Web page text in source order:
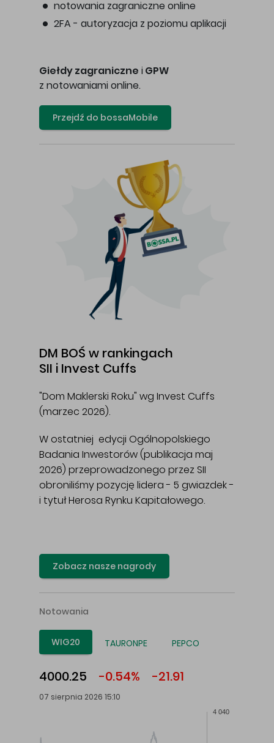
notowania zagraniczne online
2FA - autoryzacja z poziomu aplikacji
Giełdy zagraniczne i GPW
z notowaniami online.
Przejdź do bossaMobile
DM BOŚ w rankingach
SII i Invest Cuffs
"Dom Maklerski Roku" wg Invest Cuffs
(marzec 2026).
W ostatniej edycji Ogólnopolskiego
Badania Inwestorów (publikacja maj
2026) przeprowadzonego przez SII
obroniliśmy pozycję lidera - 5 gwiazdek -
i tytuł Herosa Rynku Kapitałowego.
Zobacz nasze nagrody
Notowania
WIG20 TAURONPE PEPCO
4000.25 -0.54% -21.91
07 sierpnia 2026 15:10
4 040